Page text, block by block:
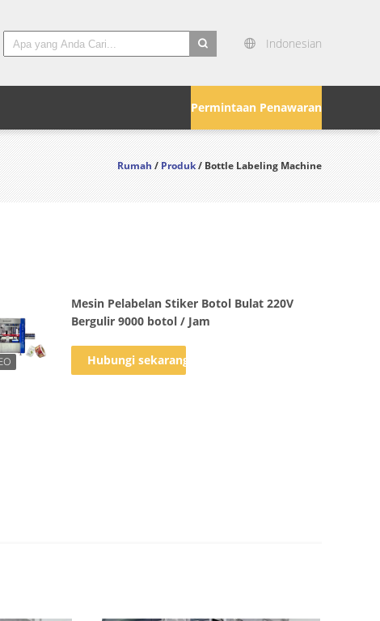
Indonesian
Permintaan Penawaran
Rumah/Produk/ Bottle Labeling Machine
Mesin Pelabelan Stiker Botol Bulat 220V
Bergulir 9000 botol / Jam
Hubungi sekarang